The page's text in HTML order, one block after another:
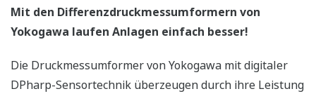
Mit den Differenzdruckmessumformern von
Yokogawa laufen Anlagen einfach besser!
Die Druckmessumformer von Yokogawa mit digitaler
DPharp-Sensortechnik überzeugen durch ihre Leistung